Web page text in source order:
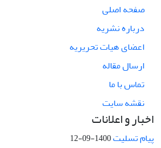
صفحه اصلی
درباره نشریه
اعضای هیات تحریریه
ارسال مقاله
تماس با ما
نقشه سایت
اخبار و اعلانات
پیام تسلیت1400-09-12